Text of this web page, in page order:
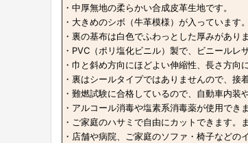
・中厚無地の柔らかい合成皮革生地です。
・大きめのシボ（牛革模様）が入っています
・裏の基布は白色でふわっとした厚みがありま
・PVC（ポリ塩化ビニル）製で、ビニールレ
・巾と斜め方向にほどよい伸縮性、長さ方向
・裏はシールタイプではありませんので、接
・難燃試験に合格しているので、自動車内装
・アルコール消毒や塩素系消毒薬が使用できま
・ご家庭のハサミで自由にカットできます。
・店舗や病院、ご家庭のソファ・椅子などの